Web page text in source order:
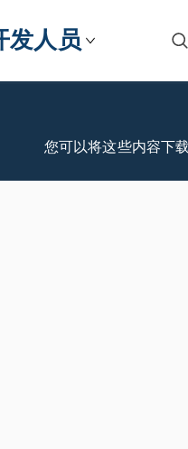
发人员
您可以将这些内容下